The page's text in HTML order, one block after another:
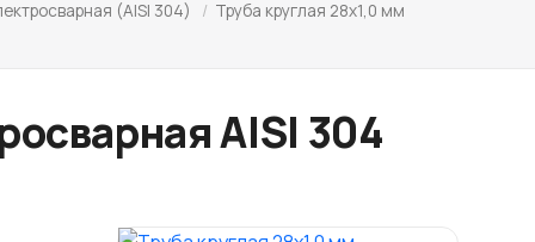
(AISI 304) / Труба круглая 28х1,0 мм
AISI 304